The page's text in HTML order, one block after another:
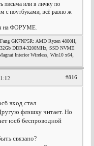
письма или в личку по
с ноутбуками, всё равно ж
на ФОРУМЕ.
GK7NP5R: AMD Ryzen 4800H,
DDR4-3200MHz, SSD NVME
Interior Wireless, Win10 x64,
#816
вход стал
флэшку читает. Но
юсб беспроводной
связано?